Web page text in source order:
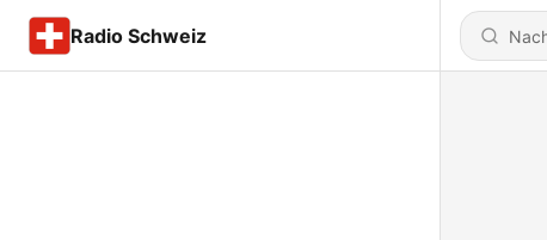
Radio Schweiz